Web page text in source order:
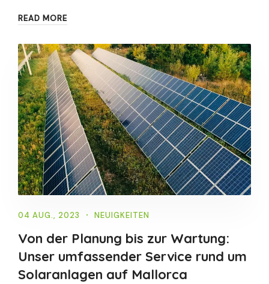
READ MORE
04 AUG., 2023 NEUIGKEITEN
Von der Planung bis zur Wartung:
Unser umfassender Service rund um
Solaranlagen auf Mallorca